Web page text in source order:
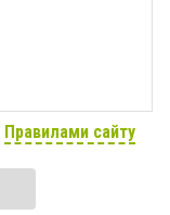
Правилами сайту